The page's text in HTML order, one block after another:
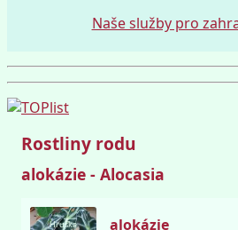
Naše služby pro
Rostliny rodu
alokázie - Alocasia
Hruška
alokázie